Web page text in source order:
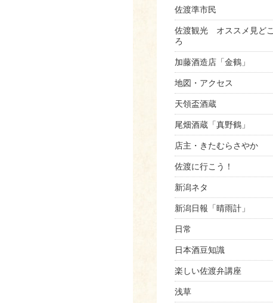
佐渡準市民
佐渡観光 オススメ見どこ
ろ
加藤酒造店「金鶴」
地図・アクセス
天領盃酒蔵
尾畑酒蔵「真野鶴」
店主・きたむらさやか
佐渡に行こう！
新潟ネタ
新潟日報「晴雨計」
日常
日本酒豆知識
楽しい佐渡弁講座
浅草